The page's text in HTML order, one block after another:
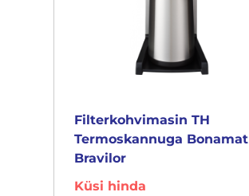
Filterkohvimasin TH
Termoskannuga Bonamat
Bravilor
Küsi hinda